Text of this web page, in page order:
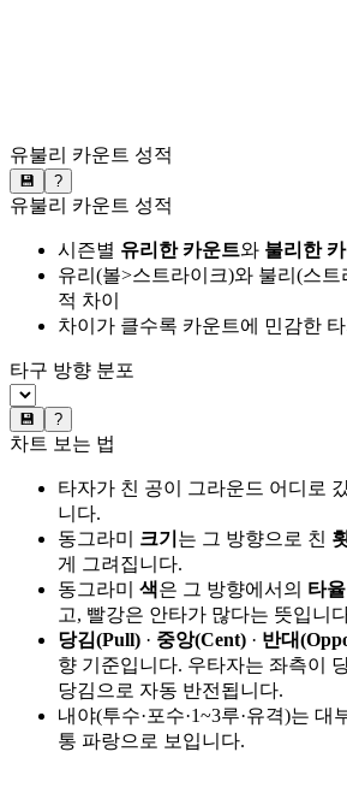
유불리 카운트 성적
💾 ?
유불리 카운트 성적
시즌별 유리한 카운트와 불리한
유리(볼>스트라이크)와 불리(스
적 차이
차이가 클수록 카운트에 민감한
타구 방향 분포
💾 ?
차트 보는 법
타자가 친 공이 그라운드 어디로
니다.
동그라미 크기 는 그 방향으로 친
게 그려집니다.
동그라미 색은 그 방향에서의 타율
고, 빨강은 안타가 많다는 뜻입니
당김(Pull) · 중앙(Cent) · 반대
향 기준입니다. 우타자는 좌측이
당김으로 자동 반전됩니다.
내야(투수·포수·1~3루·유격)는 대
통 파랑으로 보입니다.